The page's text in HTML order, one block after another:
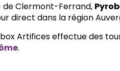
de Clermont-Ferrand,
direct dans la région
Artifices effectue des
.